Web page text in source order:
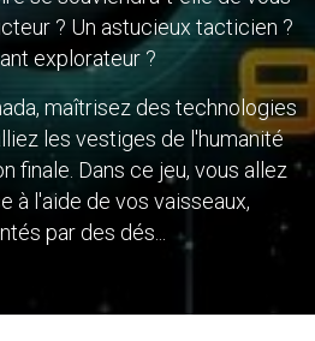
? Un astucieux tacticien ?
explorateur ?
maîtrisez des technologies
les vestiges de l'humanité
finale. Dans ce jeu, vous allez
à l'aide de vos vaisseaux,
par des dés...